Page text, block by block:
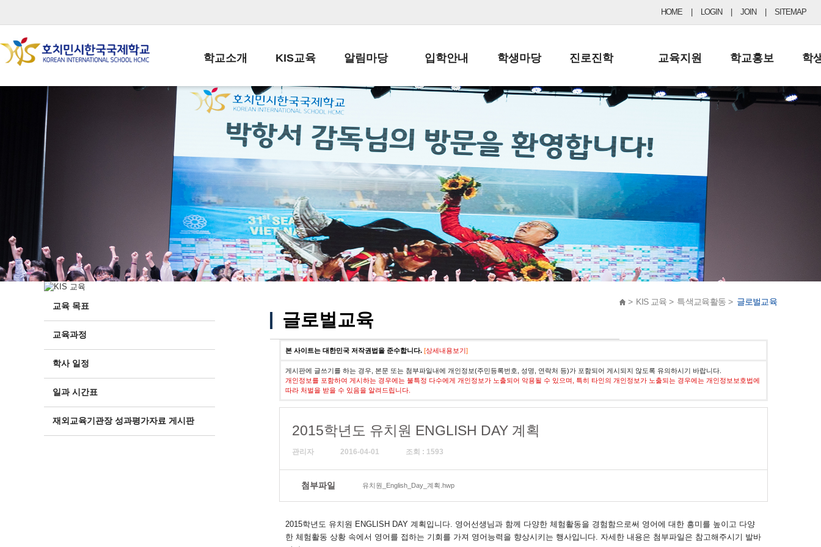
HOME LOGIN JOIN SITEMAP
학교소개
학교장인사말
학교상징
학교연혁
교직원현황
학생현황
위치/전화
전경사진
KIS교육
교육목표
학사일정
일과시간표
성과평가자료
알림마당
공지사항
납부금 안내
스쿨버스 운행 안내
급식안내
서식자료실
학부모방
정기고사 기출문제
입학안내
전-편입 서류양식
입학금/수업료
교복구입안내
학생마당
학생생활규정
학교신문
자율진로동아리
유초등 소식지
진로진학
공지사항 및 입시자료
드림레터
교육지원
행정실
학교운영위원회
학교건축기금
학교홍보
보도자료
학
교육 목표
교육과정
학사 일정
일과 시간표
재외교육기관장 성과평가자료 게시판
> KIS 교육 > 특색교육활동 > 글로벌교육
글로벌교육
본 사이트는 대한민국 저작권법을 준수합니다. [상세내용보기]
게시판에 글쓰기를 하는 경우, 본문 또는 첨부파일내에 개인정보(주민등록번호, 성명, 연락처 등)가 포함되어 게시되지 않도록 유의하시기 바랍니다.
개인정보를 포함하여 게시하는 경우에는 불특정 다수에게 개인정보가 노출되어 악용될 수 있으며, 특히 타인의 개인정보가 노출되는 경우에는 개인정보보호법에
따라 처벌을 받을 수 있음을 알려드립니다.
2015학년도 유치원 ENGLISH DAY 계획
관리자 2016-04-01 조회 : 1593
첨부파일 유치원_English_Day_계획.hwp
2015학년도 유치원 ENGLISH DAY 계획입니다. 영어선생님과 함께 다양한 체험활동을 경험함으로써 영어에 대한 흥미를 높이고 다양
한 체험활동 상황 속에서 영어를 접하는 기회를 가져 영어능력을 향상시키는 행사입니다. 자세한 내용은 첨부파일은 참고해주시기 발바